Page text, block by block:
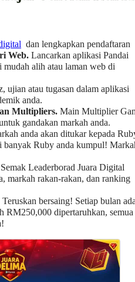
dan lengkapkan pendaftaran
Web. Lancarkan aplikasi Pandai
alih atau laman web di
ujian atau tugasan dalam aplikasi
anda.
Multipliers. Main Multiplier
gandakan markah anda.
anda akan ditukar kepada
banyak Ruby anda kumpul!
Semak Leaderborad Juara Digital
markah rakan-rakan, dan ranking
Teruskan bersaing! Setiap bulan
RM250,000 dipertaruhkan, semua